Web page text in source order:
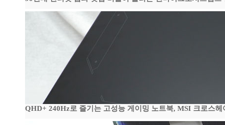
QHD+ 240Hz로 즐기는 고성능 게이밍 노트북, MSI 크로스